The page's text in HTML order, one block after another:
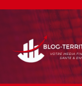
Skip
content